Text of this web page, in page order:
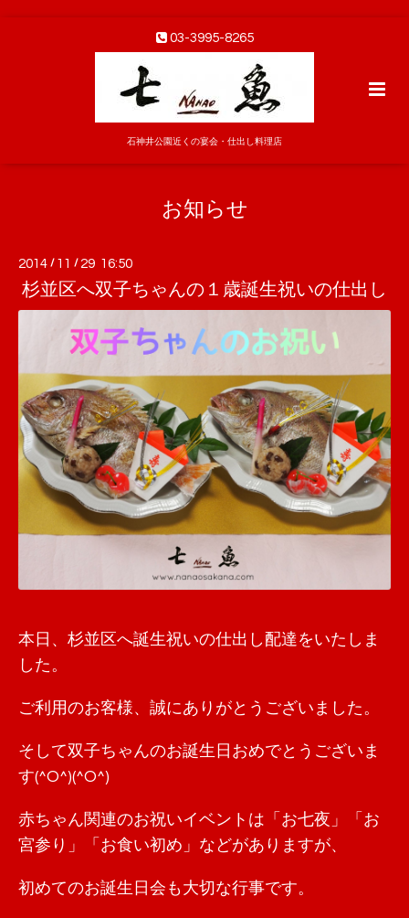
03-3995-8265
石神井公園近くの宴会・仕出し料理店
お知らせ
2014 / 11 / 29 16:50
杉並区へ双子ちゃんの１歳誕生祝いの仕出し
本日、杉並区へ誕生祝いの仕出し配達をいたしま
した。
ご利用のお客様、誠にありがとうございました。
そして双子ちゃんのお誕生日おめでとうございま
す(^O^)(^O^)
赤ちゃん関連のお祝いイベントは「お七夜」「お
宮参り」「お食い初め」などがありますが、
初めてのお誕生日会も大切な行事です。